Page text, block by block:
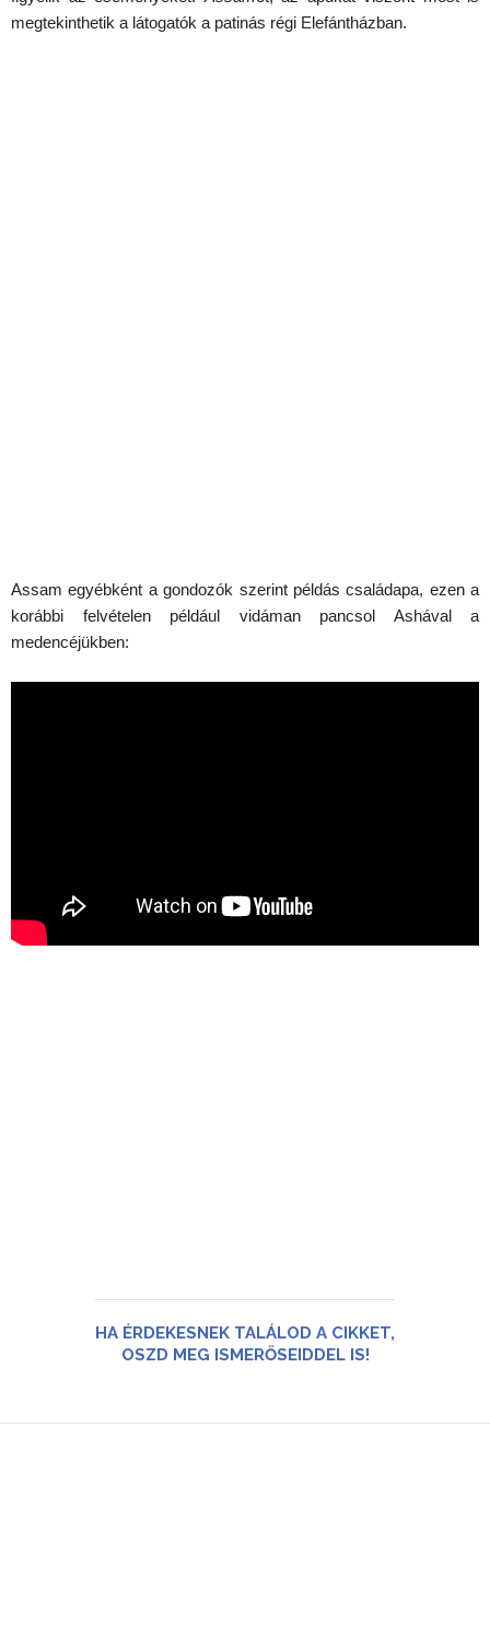
megtekinthetik a látogatók a patinás régi Elefántházban.
Assam egyébként a gondozók szerint példás családapa, ezen a
korábbi felvételen például vidáman pancsol Ashával a
medencéjükben:
HA ÉRDEKESNEK TALÁLOD A CIKKET,
OSZD MEG ISMERŐSEIDDEL IS!